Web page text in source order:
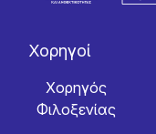
Χορηγοί
Χορηγός
Φιλοξενίας